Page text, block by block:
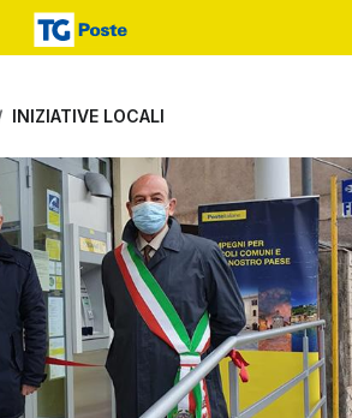
INIZIATIVE LOCALI